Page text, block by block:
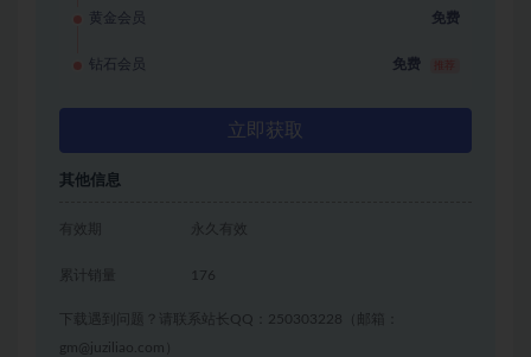
黄金会员 免费
钻石会员 免费
立即获取
其他信息
有效期 永久有效
累计销量 176
下载遇到问题？请联系站长QQ：250303228（邮箱：
gm@juziliao.com）